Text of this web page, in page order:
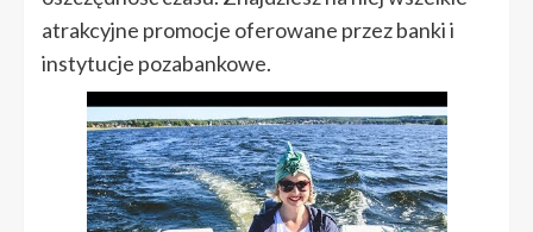
atrakcyjne promocje oferowane przez banki i
instytucje pozabankowe.